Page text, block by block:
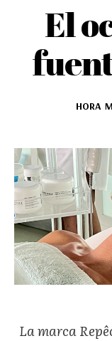
El
HORA
La marca